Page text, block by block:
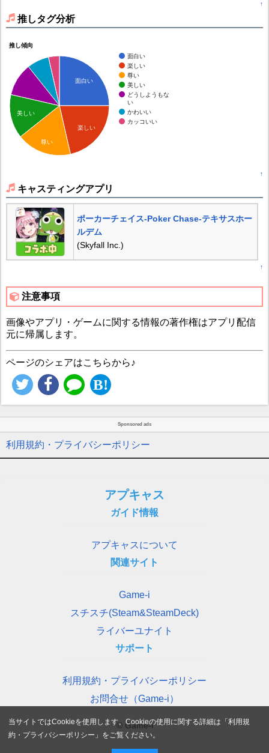
↑
推しタグ分析
推し傾向
面白い
楽しい
尊い
美しい
どうしようもな
い
かわいい
カッコいい
面白い
楽しい
美しい
尊い
↑
キャスティングアプリ
ポーカーチェイス‐Poker Chase‐テキサスホー
ルデム
(Skyfall Inc.)
↑
注意事項
画像やアプリ・ゲームに関する情報の著作権はアプリ配信
元に帰属します。
ページのシェアはこちらから♪
Sponsored ads
利用規約・プライバシーポリシー
アプキャス
ガイド情報
アプキャスについて
関連サイト
Game-i
スチスチ(Steam&SteamDeck)
ライバーユナイト
サポート
利用規約・プライバシーポリシー
お問合せ（Game-i）
© Game-i
当サイトではCookieを使用します。Cookieの使用に関する詳細は「利用規
約・プライバシーポリシー 」をご覧ください。